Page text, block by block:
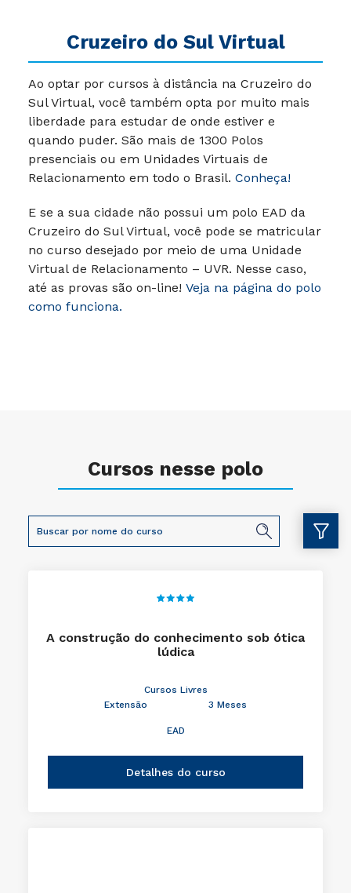
Cruzeiro do Sul Virtual
Ao optar por cursos à distância na Cruzeiro do
Sul Virtual, você também opta por muito mais
liberdade para estudar de onde estiver e
quando puder. São mais de 1300 Polos
presenciais ou em Unidades Virtuais de
Relacionamento em todo o Brasil. Conheça!
E se a sua cidade não possui um polo EAD da
Cruzeiro do Sul Virtual, você pode se matricular
no curso desejado por meio de uma Unidade
Virtual de Relacionamento – UVR. Nesse caso,
até as provas são on-line! Veja na página do polo
como funciona.
Cursos nesse polo
A construção do conhecimento sob ótica
lúdica
Cursos Livres
Extensão
3 Meses
EAD
Detalhes do curso